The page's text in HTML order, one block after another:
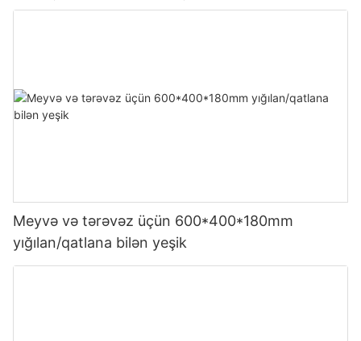
Meyvə və tərəvəz üçün 600*400*180mm
yığılan/qatlana bilən yeşik